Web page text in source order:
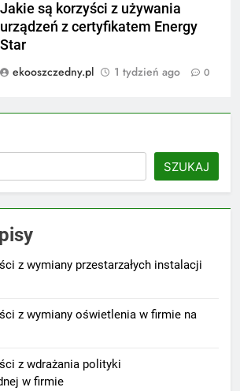
Jakie są korzyści z używania
urządzeń z certyfikatem Energy
Star
ekooszczedny.pl
1 tydzień ago 0
SZUKAJ
z wymiany przestarzałych instalacji
z wymiany oświetlenia w firmie na
z wdrażania polityki
w firmie